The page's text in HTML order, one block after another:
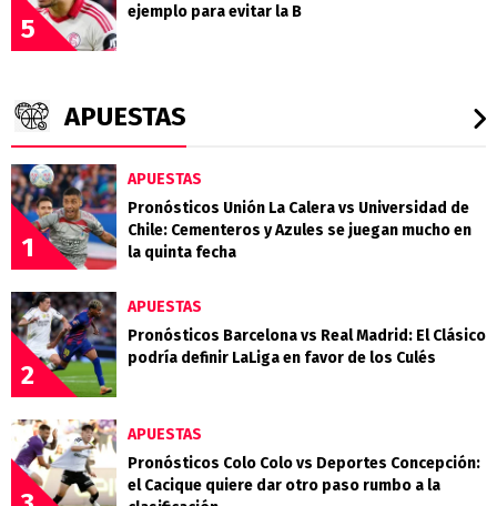
5
ejemplo para evitar la B
APUESTAS
1
APUESTAS
Pronósticos Unión La Calera vs Universidad de
Chile: Cementeros y Azules se juegan mucho en
la quinta fecha
2
APUESTAS
Pronósticos Barcelona vs Real Madrid: El Clásico
podría definir LaLiga en favor de los Culés
APUESTAS
Pronósticos Colo Colo vs Deportes Concepción:
el Cacique quiere dar otro paso rumbo a la